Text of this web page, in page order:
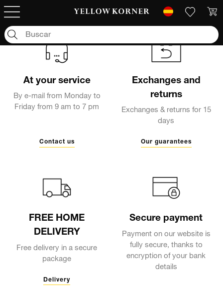
At your service
By e-mail from Monday to
Friday from 9 am to 7 pm
Contact us
Exchanges and
returns
Exchanges & returns for 15
days
Our guarantees
FREE HOME
DELIVERY
Free delivery in a secure
package
Delivery
Secure payment
Payment on our website is
fully secure, thanks to
encryption of your bank
details